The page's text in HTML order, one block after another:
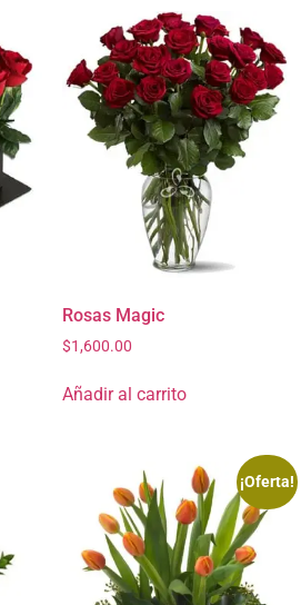
Rosas Magic
$1,600.00
Añadir al carrito
¡Oferta!